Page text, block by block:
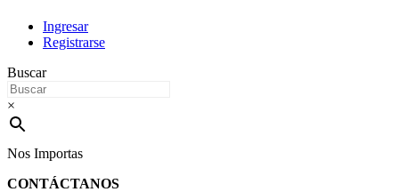
Ingresar
Registrarse
Buscar
×
Nos Importas
CONTÁCTANOS